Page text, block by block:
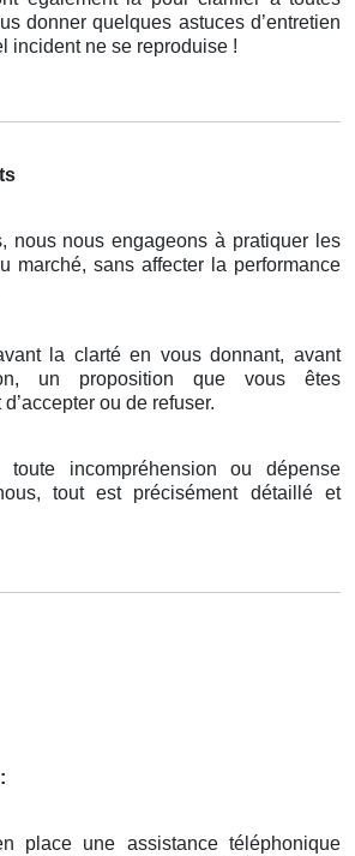
donner quelques astuces d’entretien
incident ne se reproduise !
nous nous engageons à pratiquer les
marché, sans affecter la performance
la clarté en vous donnant, avant
un proposition que vous êtes
ou de refuser.
incompréhension ou dépense
tout est précisément détaillé et
place une assistance téléphonique